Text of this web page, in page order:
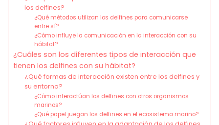
los delfines?
¿Qué métodos utilizan los delfines para comunicarse
entre sí?
¿Cómo influye la comunicación en la interacción con su
hábitat?
¿Cuáles son los diferentes tipos de interacción que
tienen los delfines con su hábitat?
¿Qué formas de interacción existen entre los delfines y
su entorno?
¿Cómo interactúan los delfines con otros organismos
marinos?
¿Qué papel juegan los delfines en el ecosistema marino?